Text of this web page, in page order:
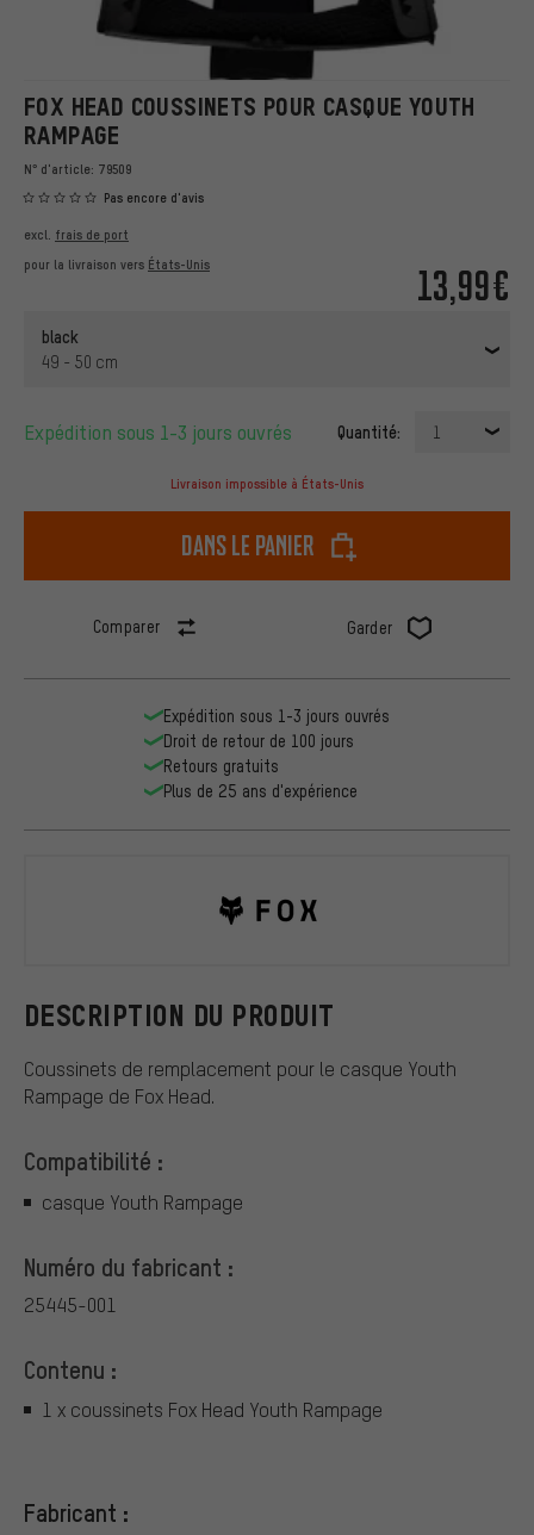
FOX HEAD COUSSINETS POUR CASQUE YOUTH
RAMPAGE
N° d'article: 79509
Pas encore d'avis
13,99€
excl. frais de port
pour la livraison vers États-Unis
black
49 - 50 cm
Expédition sous 1-3 jours ouvrés Quantité: 1
Livraison impossible à États-Unis
dans le panier
Comparer Garder
DESCRIPTION DU PRODUIT
Coussinets de remplacement pour le casque Youth
Rampage de Fox Head.
Compatibilité :
casque Youth Rampage
Numéro du fabricant :
25445-001
Contenu :
1 x coussinets Fox Head Youth Rampage
Fabricant :
Expédition sous 1-3 jours ouvrés
Droit de retour de 100 jours
Retours gratuits
Plus de 25 ans d'expérience